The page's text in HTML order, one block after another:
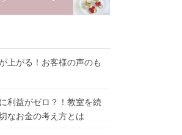
上がる！お客様の声のも
利益がゼロ？！教室を続
なお金の考え方とは